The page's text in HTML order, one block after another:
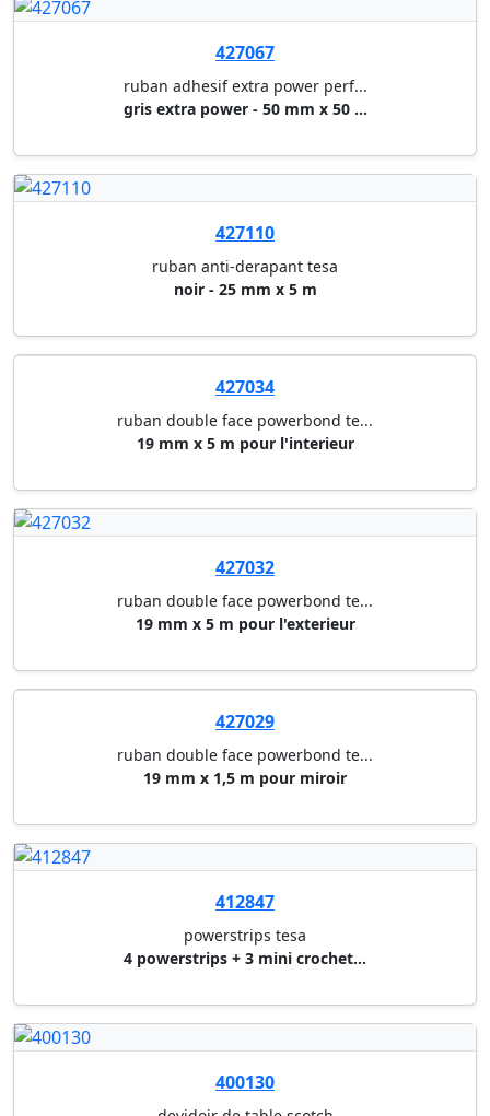
425100
derouleur havane a freins tesa
400161
devidoir de table q-connect
15+19 mm x 10 m, 19 mm x 33 m ...
402119
ruban adhesif magic tape tm 81...
ruban invisible scotch® magic,...
400138
devidoir de table scotch
devidoir de ruban adhesif scot...
400013
devidoir a main
19 mm x 33 m - couleurs assort...
402075
ruban scotch® magic 900-1933-9...
425105
50 mm x 50 m